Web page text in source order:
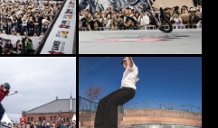
ニチャーシューズ...
2016.7.5
今さら聞けないリードクライミング
って？ 用語から競技の見どころま
で徹底解説！